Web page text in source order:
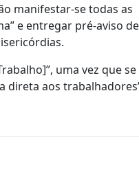
manifestar-se todas as
e entregar pré-aviso de
uma vez que se
direta aos